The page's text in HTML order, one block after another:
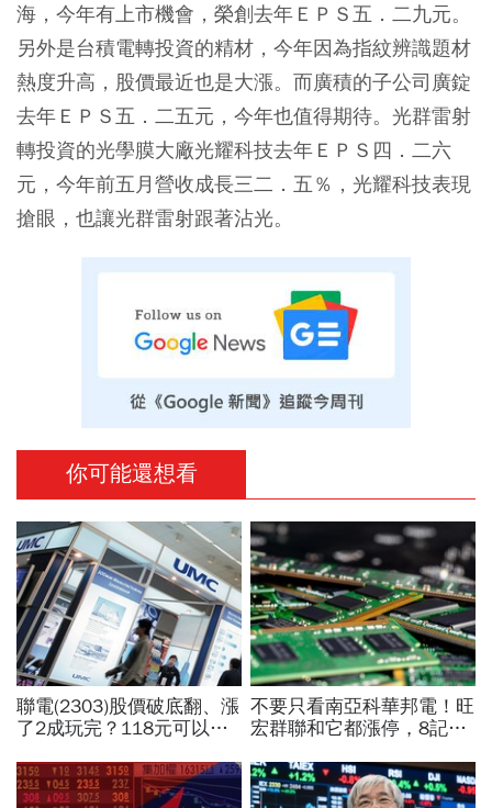
海，今年有上市機會，榮創去年ＥＰＳ五．二九元。
另外是台積電轉投資的精材，今年因為指紋辨識題材
熱度升高，股價最近也是大漲。而廣積的子公司廣錠
去年ＥＰＳ五．二五元，今年也值得期待。光群雷射
轉投資的光學膜大廠光耀科技去年ＥＰＳ四．二六
元，今年前五月營收成長三二．五％，光耀科技表現
搶眼，也讓光群雷射跟著沾光。
你可能還想看
聯電(2303)股價破底翻、漲
了2成玩完？118元可以
賣超5.7萬張，可能原因曝
光
不要只看南亞科華邦電！旺
宏群聯和它都漲停，8記憶
說時間就在今天，牛肉大塊
嗎